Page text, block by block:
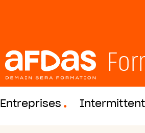
Entreprises